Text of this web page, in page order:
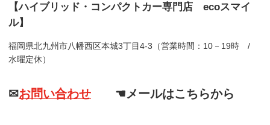
【ハイブリッド・コンパクトカー専門店 ecoスマイ
ル】
福岡県北九州市八幡西区本城3丁目4-3（営業時間：10－19時 /
水曜定休）
✉お問い合わせ ☚メールはこちらから